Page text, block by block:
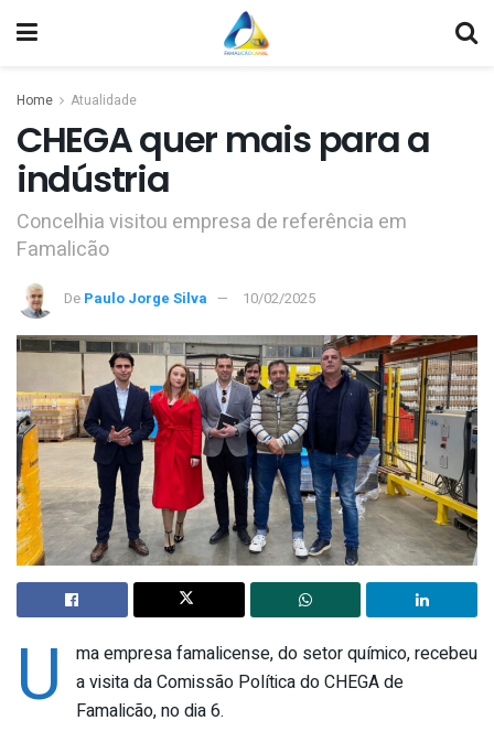
Home Atualidade
CHEGA quer mais para a
indústria
Concelhia visitou empresa de referência em
Famalicão
De Paulo Jorge Silva 10/02/2025
U
ma empresa famalicense, do setor químico, recebeu
a visita da Comissão Política do CHEGA de
Famalicão, no dia 6.